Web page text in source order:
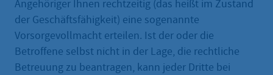
Angehöriger Ihnen rechtzeitig (das heißt im Zustand
der Geschäftsfähigkeit) eine sogenannte
Vorsorgevollmacht erteilen. Ist der oder die
Betroffene selbst nicht in der Lage, die rechtliche
Betreuung zu beantragen, kann jeder Dritte bei